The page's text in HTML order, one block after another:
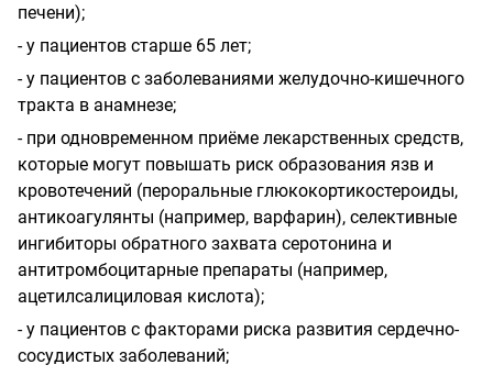
печени);
- у пациентов старше 65 лет;
- у пациентов с заболеваниями желудочно-кишечного
тракта в анамнезе;
- при одновременном приёме лекарственных средств,
которые могут повышать риск образования язв и
кровотечений (пероральные глюкокортикостероиды,
антикоагулянты (например, варфарин), селективные
ингибиторы обратного захвата серотонина и
антитромбоцитарные препараты (например,
ацетилсалициловая кислота);
- у пациентов с факторами риска развития сердечно-
сосудистых заболеваний;